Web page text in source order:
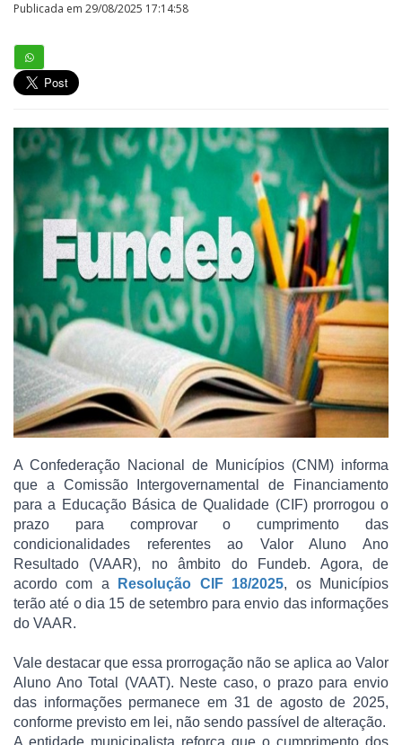
Publicada em 29/08/2025 17:14:58
A Confederação Nacional de Municípios (CNM) informa
que a Comissão Intergovernamental de Financiamento
para a Educação Básica de Qualidade (CIF) prorrogou o
prazo para comprovar o cumprimento das
condicionalidades referentes ao Valor Aluno Ano
Resultado (VAAR), no âmbito do Fundeb. Agora, de
acordo com a
Resolução CIF 18/2025, os Municípios
terão até o dia 15 de setembro para envio das informações
do VAAR.
Vale destacar que essa prorrogação não se aplica ao Valor
Aluno Ano Total (VAAT). Neste caso, o prazo para envio
das informações permanece em 31 de agosto de 2025,
conforme previsto em lei, não sendo passível de alteração.